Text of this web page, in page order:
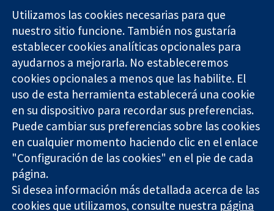
Evidencia fiable.
Decisiones
informadas.
Mejor salud.
11-13 Cavendish
Square
Londres
W1G 0AN
Reino Unido
Contacto
Noticias
Prensa
Sobre
nosotros
Empleo
Cochrane
Library
The Cochrane Collaboration is a charity (no. 1045921) and a
company limited by guarantee (no. 03044323) registered in
England & Wales. VAT registration number GB 718 2127 49.
Utilizamos las cookies necesarias para que
nuestro sitio funcione. También nos gustaría
establecer cookies analíticas opcionales para
ayudarnos a mejorarla. No estableceremos
cookies opcionales a menos que las habilite. El
uso de esta herramienta establecerá una cookie
en su dispositivo para recordar sus preferencias.
Puede cambiar sus preferencias sobre las cookies
en cualquier momento haciendo clic en el enlace
"Configuración de las cookies" en el pie de cada
página.
Si desea información más detallada acerca de las
cookies que utilizamos, consulte nuestra página